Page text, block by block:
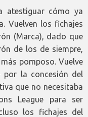
atestiguar cómo ya
Vuelven los fichajes
(Marca), dado que
de los de siempre,
pomposo. Vuelve
por la concesión del
que no necesitaba
League para ser
los fichajes del